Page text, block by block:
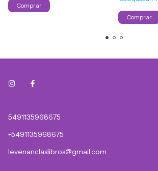
5491135968675
+5491135968675
levenanclaslibros@gmail.com